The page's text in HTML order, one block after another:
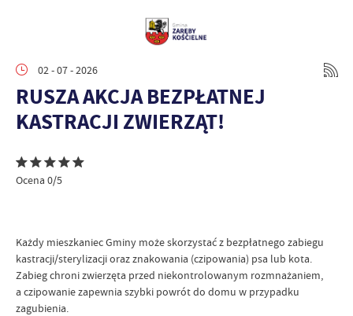
02 - 07 - 2026
RUSZA AKCJA BEZPŁATNEJ
KASTRACJI ZWIERZĄT!
Ocena 0/5
Każdy mieszkaniec Gminy może skorzystać z bezpłatnego zabiegu
kastracji/sterylizacji oraz znakowania (czipowania) psa lub kota.
Zabieg chroni zwierzęta przed niekontrolowanym rozmnażaniem,
a czipowanie zapewnia szybki powrót do domu w przypadku
zagubienia.